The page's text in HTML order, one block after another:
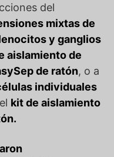
del
mixtas de
y ganglios
aislamiento de
de ratón, o a
individuales
kit de aislamiento